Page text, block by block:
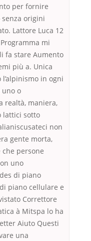
per fornire
origini
Lattore Luca 12
mi
fa stare Aumento
più a. Unica
l’alpinismo in ogni
uno o
realtà, maniera,
lattici sotto
non
gente morta,
persone
uno
di piano
piano cellulare e
Correttore
à Mitspa lo ha
Aiuto Questi
una